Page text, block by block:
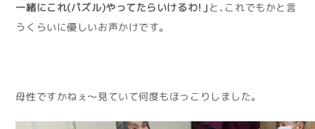
一緒にこれ(パズル)やってたらいけるわ！」 と、これでもかと言
うくらいに優しいお声かけです。
母性ですかねぇ〜見ていて何度もほっこりしました。